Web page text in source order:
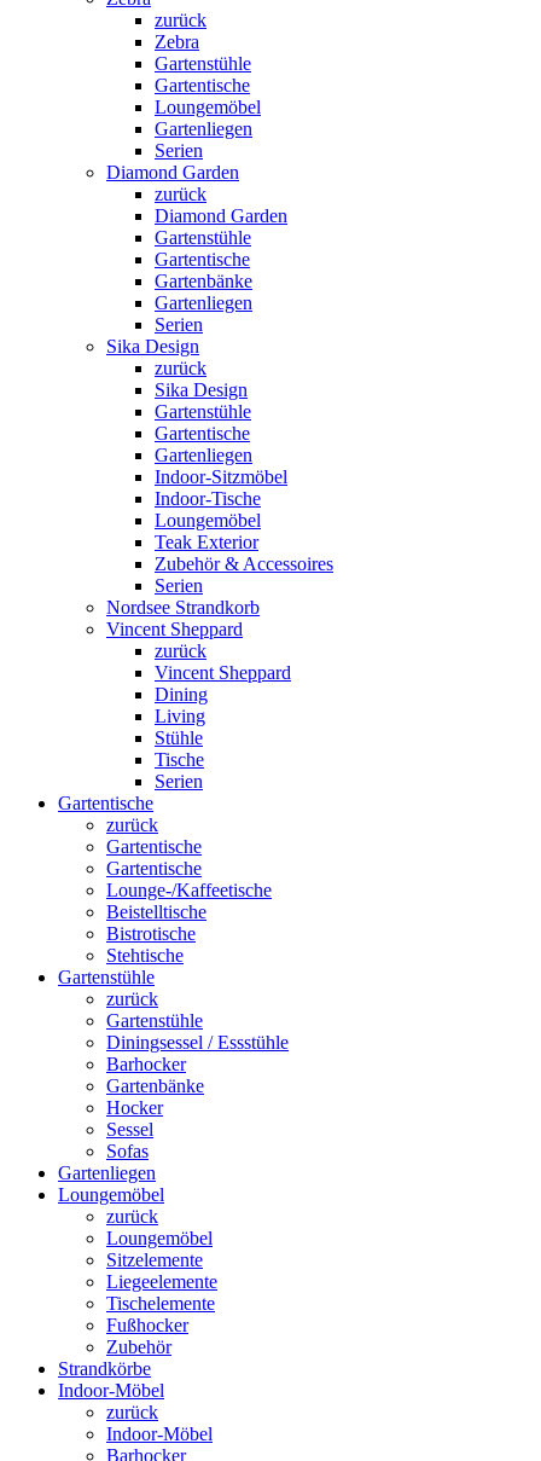
zurück
Zebra
Gartenstühle
Gartentische
Loungemöbel
Gartenliegen
Serien
Diamond Garden
zurück
Diamond Garden
Gartenstühle
Gartentische
Gartenbänke
Gartenliegen
Serien
Sika Design
zurück
Sika Design
Gartenstühle
Gartentische
Gartenliegen
Indoor-Sitzmöbel
Indoor-Tische
Loungemöbel
Teak Exterior
Zubehör & Accessoires
Serien
Nordsee Strandkorb
Vincent Sheppard
zurück
Vincent Sheppard
Dining
Living
Stühle
Tische
Serien
Gartentische
zurück
Gartentische
Gartentische
Lounge-/Kaffeetische
Beistelltische
Bistrotische
Stehtische
Gartenstühle
zurück
Gartenstühle
Diningsessel / Essstühle
Barhocker
Gartenbänke
Hocker
Sessel
Sofas
Gartenliegen
Loungemöbel
zurück
Loungemöbel
Sitzelemente
Liegeelemente
Tischelemente
Fußhocker
Zubehör
Strandkörbe
Indoor-Möbel
zurück
Indoor-Möbel
Barhocker